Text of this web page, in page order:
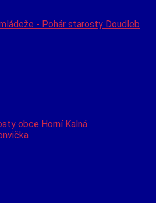
- Pohár starosty Doudleb
obce Horní Kalná